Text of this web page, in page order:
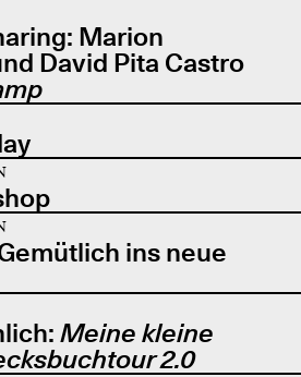
Marion
David Pita Castro
ins neue
Meine kleine
2.0